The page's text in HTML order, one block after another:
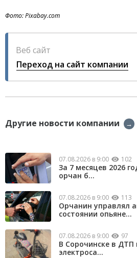
Фото: Pixabay.com
Веб сайт
Переход на сайт компании
Другие новости компании →
07.08.2026 в 9:00 102
За 7 месяцев 2026
орчан б...
07.08.2026 в 9:00 113
Орчанин управлял
состоянии опьяне...
07.08.2026 в 9:00 97
В Сорочинске в
электроса...